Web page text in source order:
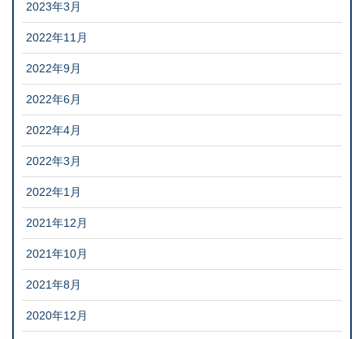
2023年3月
2022年11月
2022年9月
2022年6月
2022年4月
2022年3月
2022年1月
2021年12月
2021年10月
2021年8月
2020年12月